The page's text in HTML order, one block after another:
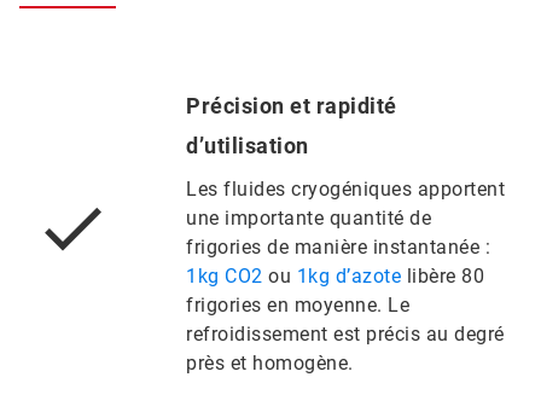
Précision et rapidité
d’utilisation
Les fluides cryogéniques apportent
une importante quantité de
frigories de manière instantanée :
1kg CO2 ou 1kg d’azote libère 80
frigories en moyenne. Le
refroidissement est précis au degré
près et homogène.